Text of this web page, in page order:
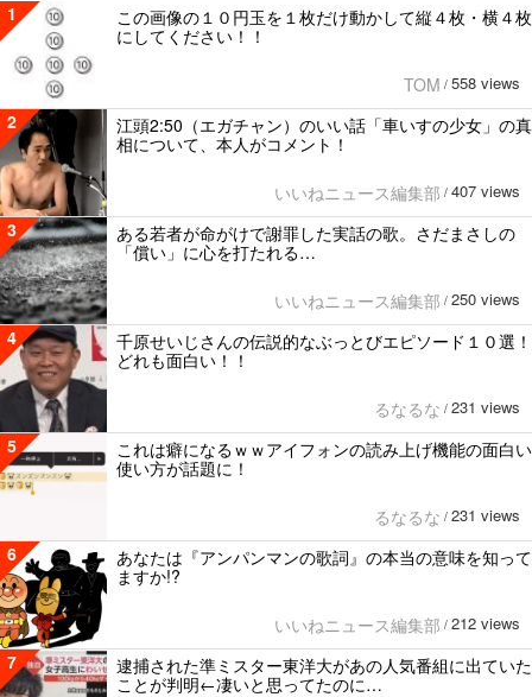
1
この画像の１０円玉を１枚だけ動かして縦４枚・横４枚
にしてください！！
TOM / 558 views
2
江頭2:50（エガチャン）のいい話「車いすの少女」の真
相について、本人がコメント！
いいねニュース編集部 / 407 views
3
ある若者が命がけで謝罪した実話の歌。さだまさしの
「償い」に心を打たれる…
いいねニュース編集部 / 250 views
4
千原せいじさんの伝説的なぶっとびエピソード１０選！
どれも面白い！！
るなるな / 231 views
5
これは癖になるｗｗアイフォンの読み上げ機能の面白い
使い方が話題に！
るなるな / 231 views
6
あなたは『アンパンマンの歌詞』の本当の意味を知って
ますか!?
いいねニュース編集部 / 212 views
7
逮捕された準ミスター東洋大があの人気番組に出ていた
ことが判明←凄いと思ってたのに…